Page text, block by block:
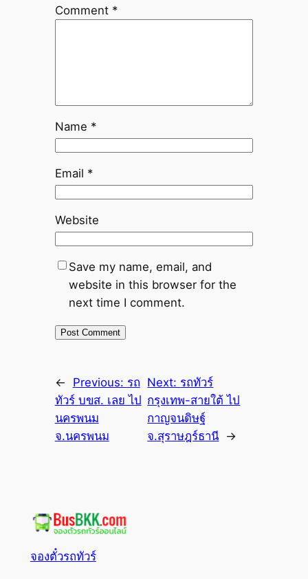
Comment *
Name *
Email *
Website
Save my name, email, and
website in this browser for the
next time I comment.
← Previous: รถ
ทัวร์ บขส. เลย ไป
นครพนม
จ.นครพนม
Next: รถทัวร์
กรุงเทพ-สายใต้ ไป
กาญจนดิษฐ์
จ.สุราษฎร์ธานี →
จองตั๋วรถทัวร์